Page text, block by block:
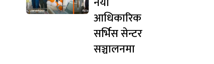
आधिकारिक
सर्भिस सेन्टर
सञ्चालनमा